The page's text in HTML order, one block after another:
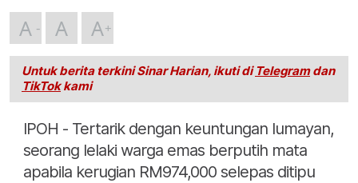
A A A
Untuk berita terkini Sinar Harian, ikuti di Telegramdan
TikTokkami
IPOH - Tertarik dengan keuntungan lumayan,
seorang lelaki warga emas berputih mata
apabila kerugian RM974,000 selepas ditipu